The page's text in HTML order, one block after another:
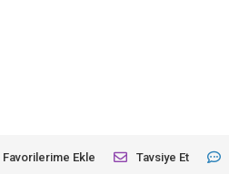
Favorilerime Ekle Tavsiye Et